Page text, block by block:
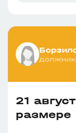
должник
21
размере